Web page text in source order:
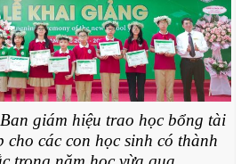
giám hiệu trao học bổng tài
cho các con học sinh có thành